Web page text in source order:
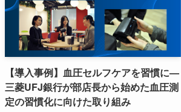
【導入事例】血圧セルフケアを習慣に—
三菱UFJ銀行が部店長から始めた血圧測
定の習慣化に向けた取り組み